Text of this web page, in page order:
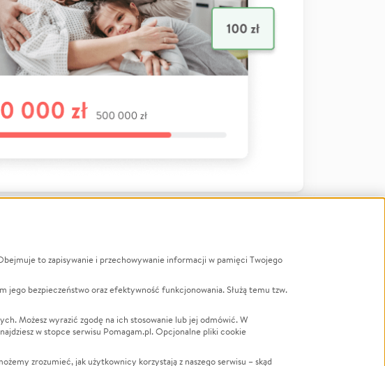
Zbieraj na
Leczenie
Zwierzęta
Pożar
LGBTQ+
Powódź
Wichura
to zapisywanie i przechowywanie informacji w pamięci Twojego
jego bezpieczeństwo oraz efektywność funkcjonowania. Służą temu tzw.
Możesz wyrazić zgodę na ich stosowanie lub jej odmówić. W
w stopce serwisu Pomagam.pl. Opcjonalne pliki cookie
zrozumieć, jak użytkownicy korzystają z naszego serwisu – skąd